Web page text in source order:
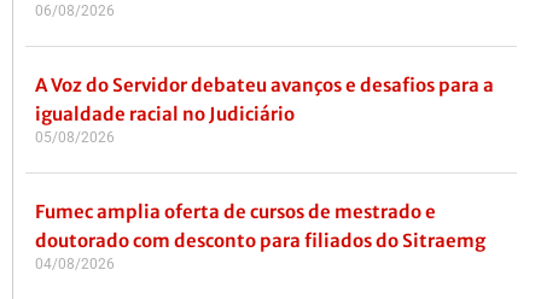
06/08/2026
A Voz do Servidor debateu avanços e desafios para a
igualdade racial no Judiciário
05/08/2026
Fumec amplia oferta de cursos de mestrado e
doutorado com desconto para filiados do Sitraemg
04/08/2026